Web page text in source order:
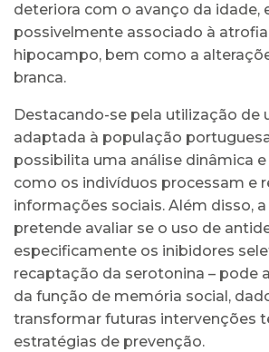
deteriora com o avanço da idade,
possivelmente associado à
hipocampo, bem como a
branca.
Destacando-se pela utilização de
adaptada à população
possibilita uma análise dinâmica
como os indivíduos processam e
informações sociais. Além disso,
pretende avaliar se o uso de
especificamente os inibidores
recaptação da serotonina – pode
da função de memória social,
transformar futuras intervenções
estratégias de prevenção.